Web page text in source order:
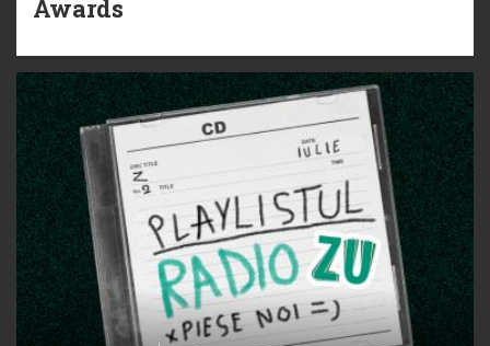
Awards